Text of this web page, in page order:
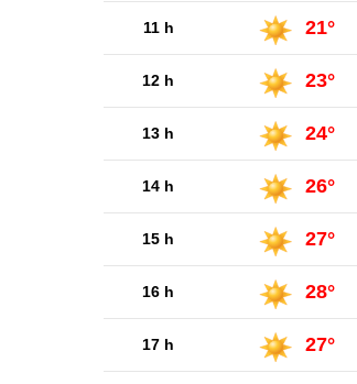
11 h 21°
12 h 23°
13 h 24°
14 h 26°
15 h 27°
16 h 28°
17 h 27°